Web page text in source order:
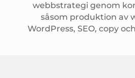
webbstrategi genom
såsom produktion av
WordPress, SEO, copy